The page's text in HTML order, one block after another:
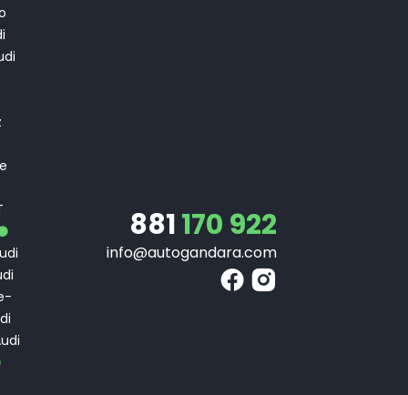
881170 922
info@autogandara.com